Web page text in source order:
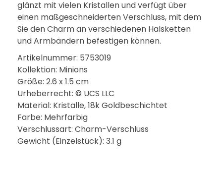
glänzt mit vielen Kristallen und verfügt über
einen maßgeschneiderten Verschluss, mit dem
Sie den Charm an verschiedenen Halsketten
und Armbändern befestigen können.
Artikelnummer: 5753019
Kollektion: Minions
Größe: 2.6 x 1.5 cm
Urheberrecht: © UCS LLC
Material: Kristalle, 18k Goldbeschichtet
Farbe: Mehrfarbig
Verschlussart: Charm-Verschluss
Gewicht (Einzelstück): 3.1 g